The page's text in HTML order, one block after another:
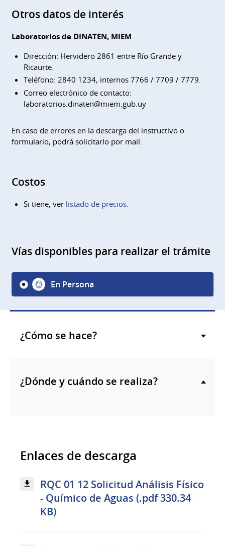
Otros datos de interés
Laboratorios de DINATEN, MIEM
Dirección: Hervidero 2861 entre Río Grande y
Ricaurte.
Teléfono: 2840 1234, internos 7766 / 7709 / 7779.
​​​​​​​Correo electrónico de contacto: ​​​​​​​
laboratorios.dinaten@miem.gub.uy
En caso de errores en la descarga del instructivo o
formulario, podrá solicitarlo por mail.
Costos
Si tiene, ver listado de precios.
Vías disponibles para realizar el trámite
En Persona
¿Cómo se hace?
¿Dónde y cuándo se realiza?
Enlaces de descarga
RQC 01 12 Solicitud Análisis Físico
- Químico de Aguas (.pdf 330.34
KB)